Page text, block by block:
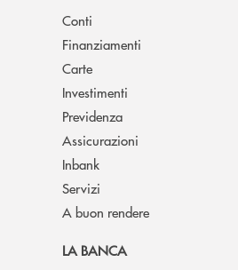
Conti
Finanziamenti
Carte
Investimenti
Previdenza
Assicurazioni
Inbank
Servizi
A buon rendere
LA BANCA